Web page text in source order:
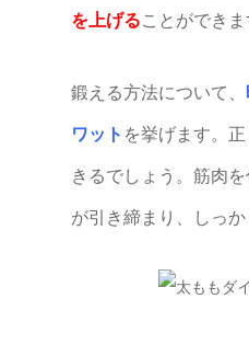
を上げることができま
鍛える方法について、
ワット を挙げます。
きるでしょう。筋肉
が引き締まり、しっ